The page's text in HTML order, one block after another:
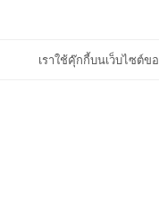
เราใช้คุ๊กกี้บนเว็บไซต์ข